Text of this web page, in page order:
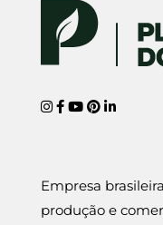
Empresa
produção e